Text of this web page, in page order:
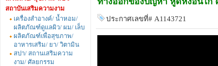
สถาบันเสริมความงาม
เครื่องสำอางค์/ น้ำหอม/
ผลิตภัณฑ์ดูแลผิว/ ผม/ เล็บ
ผลิตภัณฑ์เพื่อสุขภาพ/
อาหารเสริม/ ยา/ วิตามิน
สปา/ สถานเสริมความ
งาม/ ศัลยกรรม
ประกาศเลขที่# A1143721